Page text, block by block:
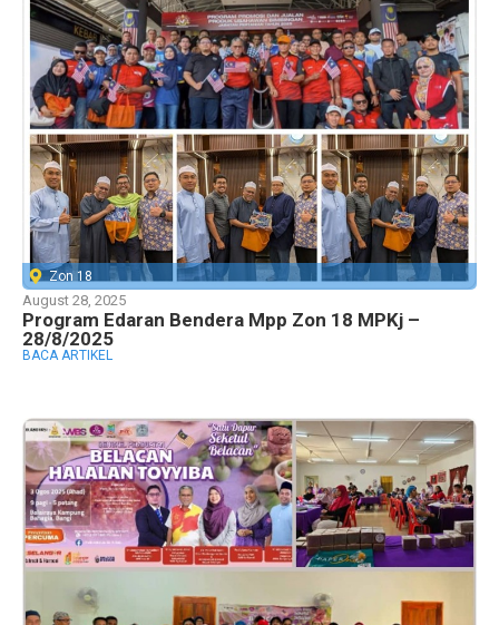
Zon 18
August 28, 2025
Program Edaran Bendera Mpp Zon 18 MPKj –
28/8/2025
BACA ARTIKEL